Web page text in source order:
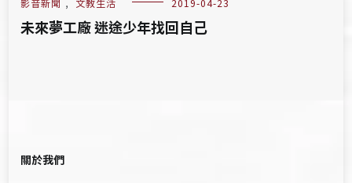
未來夢工廠 迷途少年找回自己
關於我們